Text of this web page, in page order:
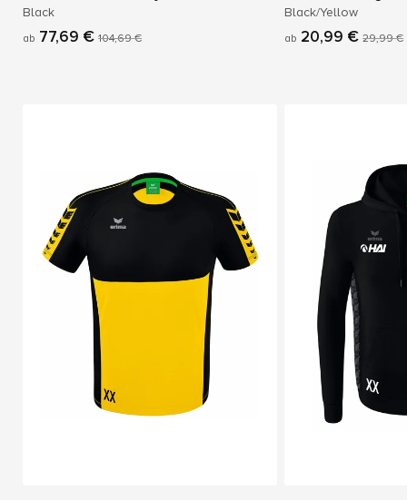
Black
ab 77,69 € 104,69 €
Black/Yellow
ab 20,99 € 29,99 €